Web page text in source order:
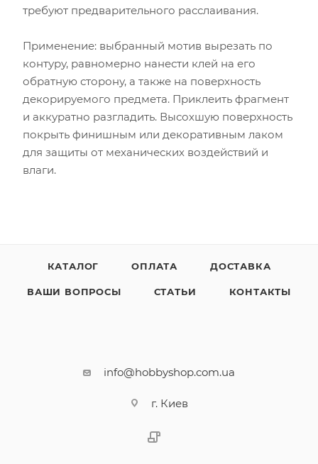
требуют предварительного расслаивания.
Применение: выбранный мотив вырезать по
контуру, равномерно нанести клей на его
обратную сторону, а также на поверхность
декорируемого предмета. Приклеить фрагмент
и аккуратно разгладить. Высохшую поверхность
покрыть финишным или декоративным лаком
для защиты от механических воздействий и
влаги.
КАТАЛОГ ОПЛАТА ДОСТАВКА
ВАШИ ВОПРОСЫ СТАТЬИ КОНТАКТЫ
info@hobbyshop.com.ua
г. Киев